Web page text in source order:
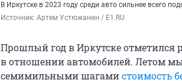
В Иркутске в 2023 году среди авто сильнее всего
Источник: Артем Устюжанин / E1.RU
Прошлый год в Иркутске отметился
в отношении автомобилей. Летом
семимильными шагамистоимость